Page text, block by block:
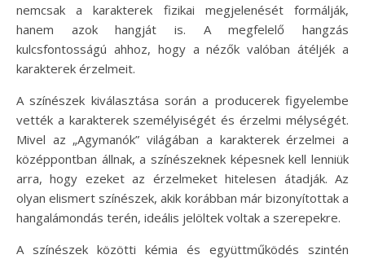
nemcsak a karakterek fizikai megjelenését formálják,
hanem azok hangját is. A megfelelő hangzás
kulcsfontosságú ahhoz, hogy a nézők valóban átéljék a
karakterek érzelmeit.
A színészek kiválasztása során a producerek figyelembe
vették a karakterek személyiségét és érzelmi mélységét.
Mivel az „Agymanók” világában a karakterek érzelmei a
középpontban állnak, a színészeknek képesnek kell lenniük
arra, hogy ezeket az érzelmeket hitelesen átadják. Az
olyan elismert színészek, akik korábban már bizonyítottak a
hangalámondás terén, ideális jelöltek voltak a szerepekre.
A színészek közötti kémia és együttműködés szintén